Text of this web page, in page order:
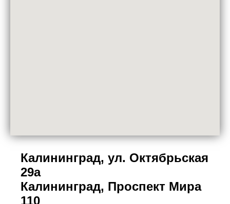
Калининград, ул. Октябрьская
29а
Калининград, Проспект Мира
110